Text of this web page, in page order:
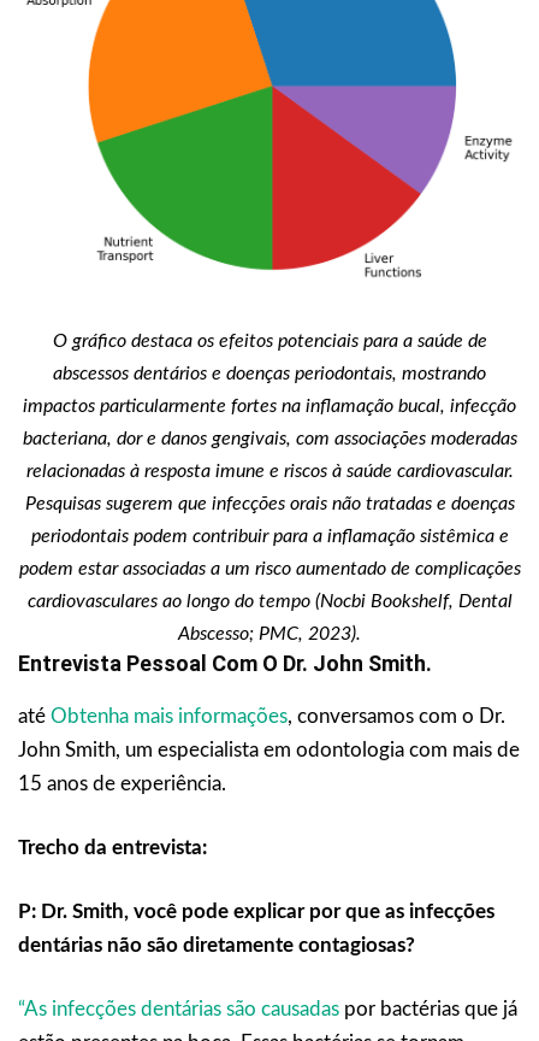
O gráfico destaca os efeitos potenciais para a saúde de
abscessos dentários e doenças periodontais, mostrando
impactos particularmente fortes na inflamação bucal, infecção
bacteriana, dor e danos gengivais, com associações moderadas
relacionadas à resposta imune e riscos à saúde cardiovascular.
Pesquisas sugerem que infecções orais não tratadas e doenças
periodontais podem contribuir para a inflamação sistêmica e
podem estar associadas a um risco aumentado de complicações
cardiovasculares ao longo do tempo (Nocbi Bookshelf, Dental
Abscesso; PMC, 2023).
Entrevista Pessoal Com O Dr. John Smith.
até Obtenha mais informações, conversamos com o Dr.
John Smith, um especialista em odontologia com mais de
15 anos de experiência.
Trecho da entrevista:
P: Dr. Smith, você pode explicar por que as infecções
dentárias não são diretamente contagiosas?
“As infecções dentárias são causadas por bactérias que já